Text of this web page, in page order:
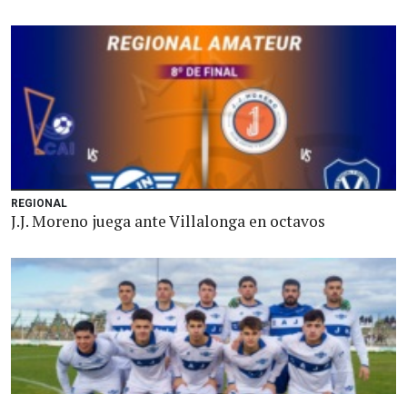
REGIONAL
J.J. Moreno juega ante Villalonga en octavos